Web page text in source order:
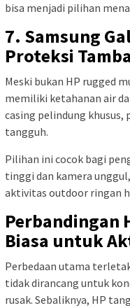
bisa menjadi pilihan
7. Samsung
Proteksi
Meski bukan HP rugged
memiliki ketahanan air
casing pelindung
tangguh.
Pilihan ini cocok bagi
tinggi dan kamera
aktivitas outdoor ringan
Perbandingan
Biasa untuk
Perbedaan utama
tidak dirancang untuk
rusak. Sebaliknya, HP